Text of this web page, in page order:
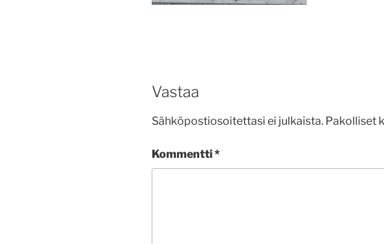
Vastaa
Sähköpostiosoitettasi ei julkaista. Pakolliset
Kommentti*